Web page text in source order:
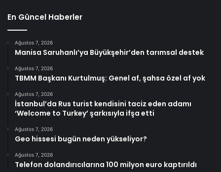
En Güncel Haberler
Ağustos 7, 2026
Manisa Saruhanlı’ya Büyükşehir’den tarımsal destek
Ağustos 7, 2026
TBMM Başkanı Kurtulmuş: Genel af, şahsa özel af yok
Ağustos 7, 2026
İstanbul’da Rus turist kendisini taciz eden adamı
‘Welcome to Turkey’ şarkısıyla ifşa etti
Ağustos 7, 2026
Geo hissesi bugün neden yükseliyor?
Ağustos 7, 2026
Telefon dolandırıcılarına 100 milyon euro kaptırıldı